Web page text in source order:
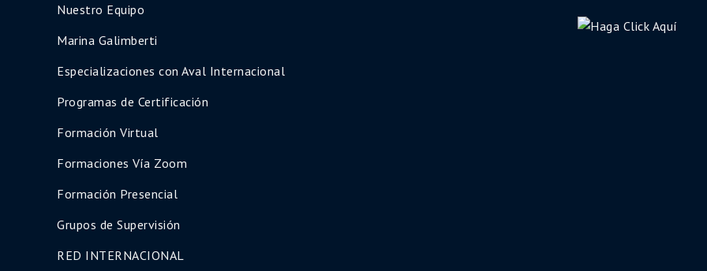
Nuestro Equipo
Marina Galimberti
Especializaciones con Aval Internacional
Programas de Certificación
Formación Virtual
Formaciones Vía Zoom
Formación Presencial
Grupos de Supervisión
RED INTERNACIONAL